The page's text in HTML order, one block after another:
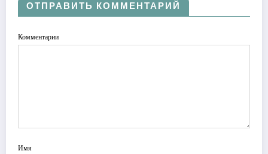
ОТПРАВИТЬ КОММЕНТАРИЙ
Комментарии
Имя